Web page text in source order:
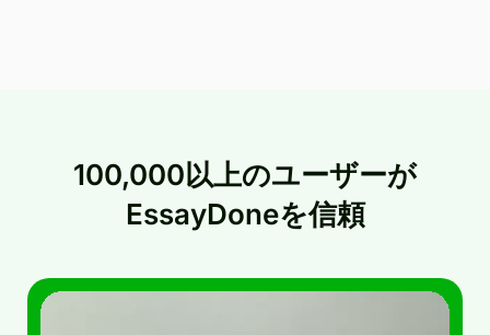
100,000以上のユーザーが
EssayDoneを信頼